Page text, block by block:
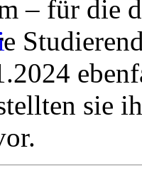
– für die
sie